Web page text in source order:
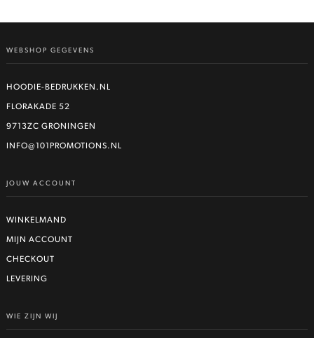
WEBSHOP GEGEVENS
HOODIE-BEDRUKKEN.NL
FLORAKADE 52
9713ZC GRONINGEN
INFO@101PROMOTIONS.NL
JOUW ACCOUNT
WINKELMAND
MIJN ACCOUNT
CHECKOUT
LEVERING
WIE ZIJN WIJ